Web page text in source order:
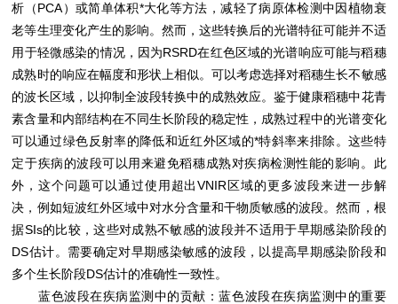
析（PCA）或简单体积*大化等方法，减轻了病原体检测中因植物衰
老等生理变化产生的影响。然而，这些转换后的光谱特征可能并不适
用于轻微感染的情况，因为RSRD在红色区域的光谱响应可能与稻穗
成熟时的响应在幅度和形状上相似。可以考虑选择对稻穗生长不敏感
的波长区域，以抑制全波段转换中的成熟效应。鉴于健康稻穗中花青
素含量和内部结构在不同生长阶段的稳定性，成熟过程中的光谱变化
可以通过绿色反射率的降低和近红外区域的*特斜率来排除。这些特
定于疾病的波段可以用来避免稻穗成熟对疾病检测性能的影响。此
外，这个问题可以通过使用超出VNIR区域的更多波段来进一步解
决，例如短波红外区域中对水分含量和干物质敏感的波段。然而，根
据SIs的比较，这些对成熟不敏感的波段并不适用于早期感染阶段的
DS估计。需要确定对早期感染敏感的波段，以提高早期感染阶段和
多个生长阶段DS估计的准确性一致性。
蓝色波段在疾病监测中的贡献：蓝色波段在疾病监测中的重要